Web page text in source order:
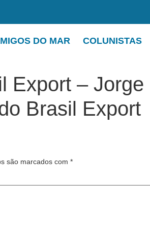
DO MAR COLUNISTAS
Export –
Brasil Export
são marcados com *